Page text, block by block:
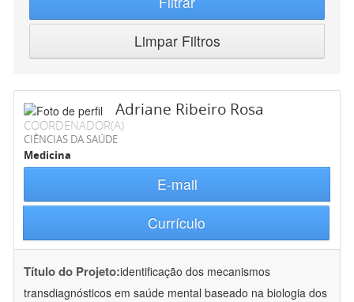
Limpar Filtros
Adriane Ribeiro Rosa
COORDENADOR(A)
CIÊNCIAS DA SAÚDE
Medicina
E-mail
Currículo
Título do Projeto:identificação dos mecanismos
transdiagnósticos em saúde mental baseado na biologia dos